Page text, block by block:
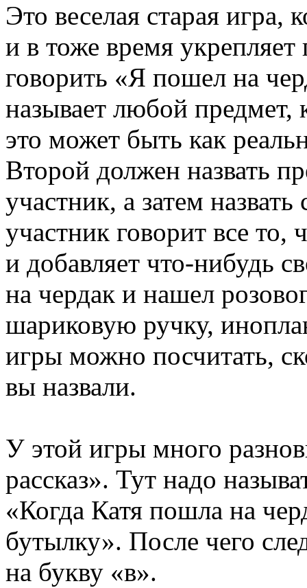
Это веселая старая игра,
и в тоже время
говорить «Я пошел на
называет любой
это может быть как
Второй должен назвать
участник, а затем
участник говорит все то,
и добавляет что-нибудь
на чердак и нашел
шариковую ручку,
игры можно посчитать,
вы назвали.
У этой игры много
рассказ». Тут надо
«Когда Катя пошла на
бутылку». После чего
на букву «в».